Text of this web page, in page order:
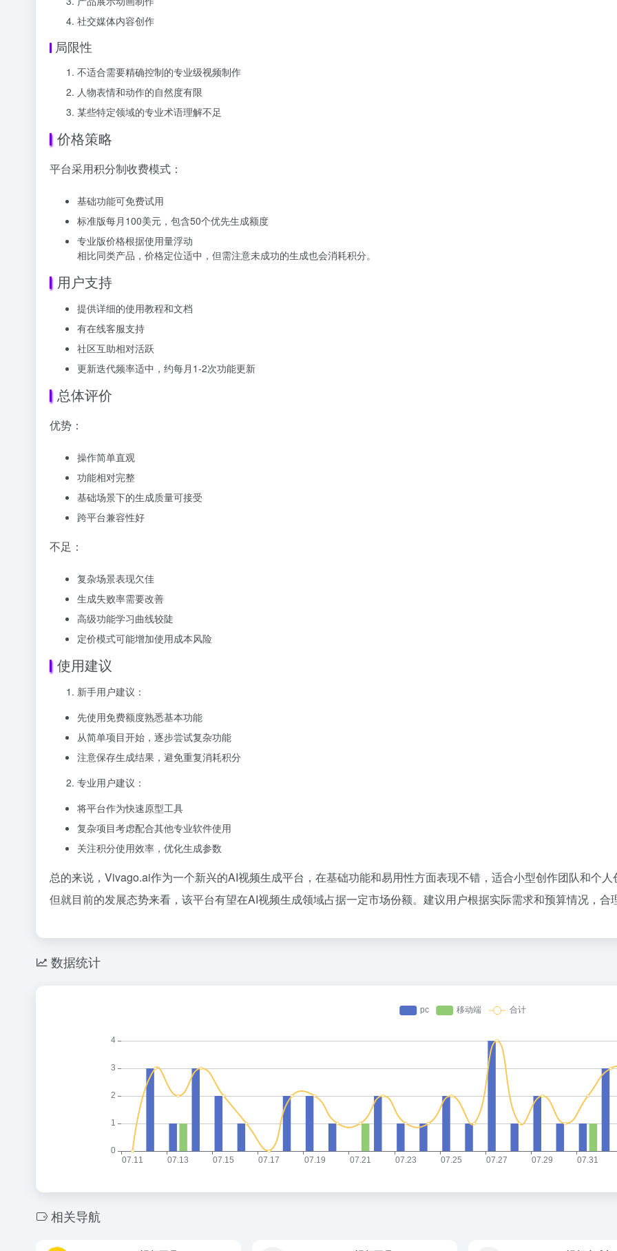
社交媒体内容创作
局限性
不适合需要精确控制的专业级视频制作
人物表情和动作的自然度有限
某些特定领域的专业术语理解不足
价格策略
平台采用积分制收费模式：
基础功能可免费试用
标准版每月100美元，包含50个优先生成额度
专业版价格根据使用量浮动
相比同类产品，价格定位适中，但需注意未成功的生成也会消耗积分。
用户支持
提供详细的使用教程和文档
有在线客服支持
社区互助相对活跃
更新迭代频率适中，约每月1-2次功能更新
总体评价
优势：
操作简单直观
功能相对完整
基础场景下的生成质量可接受
跨平台兼容性好
不足：
复杂场景表现欠佳
生成失败率需要改善
高级功能学习曲线较陡
定价模式可能增加使用成本风险
使用建议
新手用户建议：
先使用免费额度熟悉基本功能
从简单项目开始，逐步尝试复杂功能
注意保存生成结果，避免重复消耗积分
专业用户建议：
将平台作为快速原型工具
复杂项目考虑配合其他专业软件使用
关注积分使用效率，优化生成参数
总的来说，Vivago.ai作为一个新兴的AI视频生成平台，在基础功能和易用性方面表现不错，适合小型创作团队和个
但就目前的发展态势来看，该平台有望在AI视频生成领域占据一定市场份额。建议用户根据实际需求和预算情况，
数据统计
相关导航